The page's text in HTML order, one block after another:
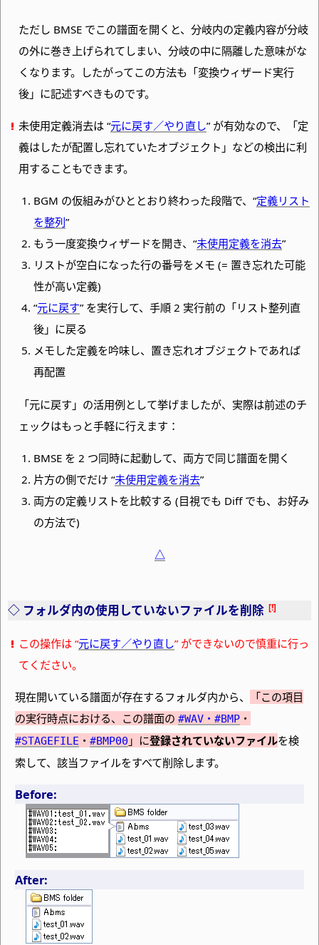
ただし BMSE でこの譜面を開くと、分岐内の定義内容が分岐
の外に巻き上げられてしまい、分岐の中に隔離した意味がな
くなります。したがってこの方法も「変換ウィザード実行
後」に記述すべきものです。
未使用定義消去は “元に戻す／やり直し” が有効なので、
「定
義はしたが配置し忘れていたオブジェクト」などの検出に利
用することもできます。
BGM の仮組みがひととおり終わった段階で、“定義リスト
を整列”
もう一度変換ウィザードを開き、“未使用定義を消去”
リストが空白になった行の番号をメモ (= 置き忘れた可能
性が高い定義)
“元に戻す” を実行して、手順 2 実行前の「リスト整列直
後」に戻る
メモした定義を吟味し、置き忘れオブジェクトであれば
再配置
「元に戻す」の活用例として挙げましたが、実際は前述のチ
ェックはもっと手軽に行えます：
BMSE を 2 つ同時に起動して、両方で同じ譜面を開く
片方の側でだけ “未使用定義を消去”
両方の定義リストを比較する (目視でも Diff でも、お好み
の方法で)
△
フォルダ内の使用していないファイルを削除
この操作は “元に戻す／やり直し” ができないので慎重に行っ
てください。
現在開いている譜面が存在するフォルダ内から、
「この項目
の実行時点における、この譜面の #WAV ・ #BMP ・
#STAGEFILE ・ #BMP00 」に登録されていないファイルを検
索して、該当ファイルをすべて削除します。
Before:
After: